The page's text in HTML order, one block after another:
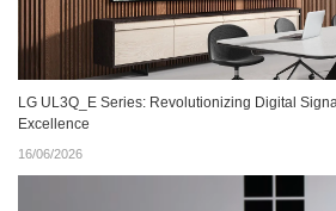
LG UL3Q_E Series: Revolutionizing Digital
Excellence
16/06/2026